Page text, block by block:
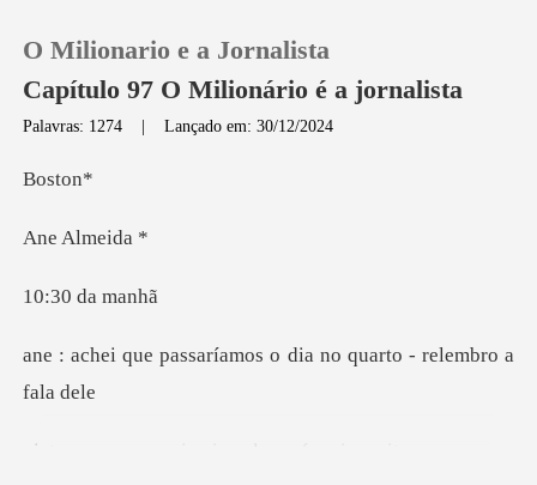
Loja
Sair
O Milionario e a Jornalista
Capítulo 97 O Milionário é a jornalista
Palavras: 1274 |Lançado em: 30/12/2024
st
Alme
0 da
íamos o dia no quarto